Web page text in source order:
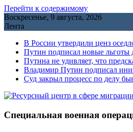
Перейти к содержимому
Воскресенье, 9 августа, 2026
Лента
В России утвердили ценз
Путин подписал новые льготы
Путина не удивляет, что
Владимир Путин подписал
Cуд закрыл процесс по делу
Специальная военная